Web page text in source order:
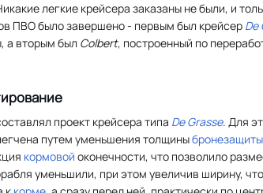
легкие крейсера заказаны не были, и
ПВО было завершено - первым был крейсер De
а вторым был Colbert, построенный по
проект крейсера типа De Grasse. Для
путем уменьшения толщиныбронезащиты
кормовой оконечности, что позволило
уменьшили, при этом увеличив ширину,